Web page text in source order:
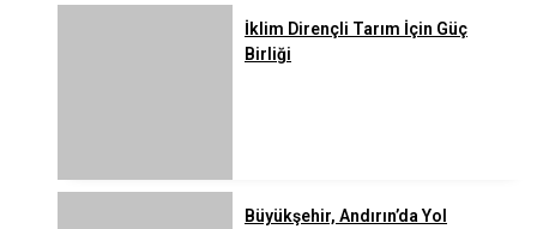
İklim Dirençli Tarım İçin Güç
Birliği
Büyükşehir, Andırın’da Yol